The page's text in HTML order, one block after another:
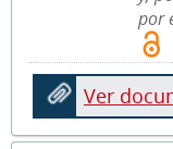
por
Ver